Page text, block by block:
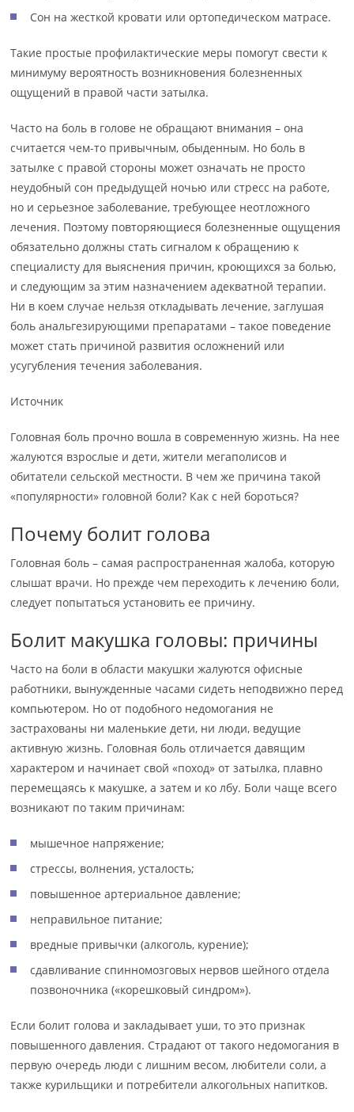
Сон на жесткой кровати или ортопедическом матрасе.
Такие простые профилактические меры помогут свести к
минимуму вероятность возникновения болезненных
ощущений в правой части затылка.
Часто на боль в голове не обращают внимания – она
считается чем-то привычным, обыденным. Но боль в
затылке с правой стороны может означать не просто
неудобный сон предыдущей ночью или стресс на работе,
но и серьезное заболевание, требующее неотложного
лечения. Поэтому повторяющиеся болезненные ощущения
обязательно должны стать сигналом к обращению к
специалисту для выяснения причин, кроющихся за болью,
и следующим за этим назначением адекватной терапии.
Ни в коем случае нельзя откладывать лечение, заглушая
боль анальгезирующими препаратами – такое поведение
может стать причиной развития осложнений или
усугубления течения заболевания.
Источник
Головная боль прочно вошла в современную жизнь. На нее
жалуются взрослые и дети, жители мегаполисов и
обитатели сельской местности. В чем же причина такой
«популярности» головной боли? Как с ней бороться?
Почему болит голова
Головная боль – самая распространенная жалоба, которую
слышат врачи. Но прежде чем переходить к лечению боли,
следует попытаться установить ее причину.
Болит макушка головы: причины
Часто на боли в области макушки жалуются офисные
работники, вынужденные часами сидеть неподвижно перед
компьютером. Но от подобного недомогания не
застрахованы ни маленькие дети, ни люди, ведущие
активную жизнь. Головная боль отличается давящим
характером и начинает свой «поход» от затылка, плавно
перемещаясь к макушке, а затем и ко лбу. Боли чаще всего
возникают по таким причинам:
мышечное напряжение;
стрессы, волнения, усталость;
повышенное артериальное давление;
неправильное питание;
вредные привычки (алкоголь, курение);
сдавливание спинномозговых нервов шейного отдела
позвоночника («корешковый синдром»).
Если болит голова и закладывает уши, то это признак
повышенного давления. Страдают от такого недомогания в
первую очередь люди с лишним весом, любители соли, а
также курильщики и потребители алкогольных напитков.